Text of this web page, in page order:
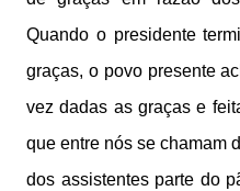
Quando o presidente
graças, o povo presente
vez dadas as graças e
que entre nós se chamam
dos assistentes parte do